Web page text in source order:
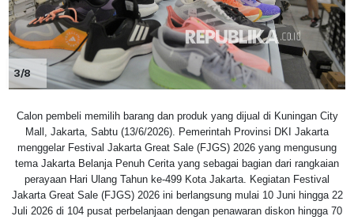
3/8
Calon pembeli memilih barang dan produk yang dijual di Kuningan City
Mall, Jakarta, Sabtu (13/6/2026). Pemerintah Provinsi DKI Jakarta
menggelar Festival Jakarta Great Sale (FJGS) 2026 yang mengusung
tema Jakarta Belanja Penuh Cerita yang sebagai bagian dari rangkaian
perayaan Hari Ulang Tahun ke-499 Kota Jakarta. Kegiatan Festival
Jakarta Great Sale (FJGS) 2026 ini berlangsung mulai 10 Juni hingga 22
Juli 2026 di 104 pusat perbelanjaan dengan penawaran diskon hingga 70